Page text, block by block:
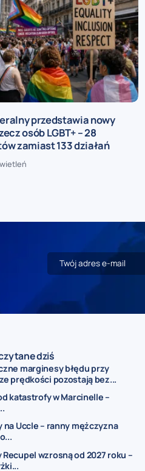
przedstawia nowy
osób LGBT+ – 28
zamiast 133 działań
dziś
marginesy błędu przy
prędkości pozostają bez...
katastrofy w Marcinelle –
na Uccle – ranny mężczyzna
Recupel wzrosną od 2027 roku –